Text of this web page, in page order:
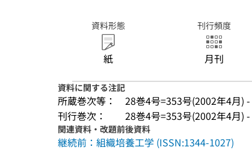
資料形態
紙
刊行頻度
月刊
資料に関する注記
所蔵巻次等：
28巻4号=353号(2002年4月) -
刊行巻次：
28巻4号=353号(2002年4月) -
関連資料・改題前後資料
継続前：組織培養工学 (ISSN:1344-1027)